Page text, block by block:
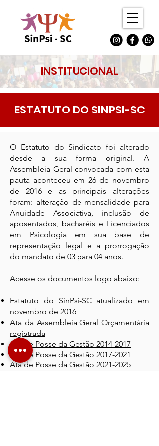
INSTITUCIONAL
ESTATUTO DO SINPSI-SC
O Estatuto do Sindicato foi alterado
desde a sua forma original. A
Assembleia Geral convocada com esta
pauta aconteceu em 26 de novembro
de 2016 e as principais alterações
foram: alteração de mensalidade para
Anuidade Associativa, inclusão de
aposentados, bacharéis e Licenciados
em Psicologia em sua base de
representação legal e a prorrogação
do mandato de 03 para 04 anos.
Acesse os documentos logo abaixo:
Estatuto do SinPsi-SC atualizado em
novembro de 2016
Ata da Assembleia Geral Orçamentária
registrada
Ata de Posse da Gestão 2014-2017
Ata de Posse da Gestão 2017-2021
Ata de Posse da Gestão 2021-2025